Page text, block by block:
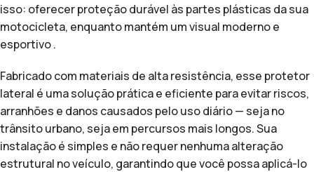
isso: oferecer proteção durável às partes plásticas da sua
motocicleta, enquanto mantém um visual moderno e
esportivo .
Fabricado com materiais de alta resistência, esse protetor
lateral é uma solução prática e eficiente para evitar riscos,
arranhões e danos causados pelo uso diário — seja no
trânsito urbano, seja em percursos mais longos. Sua
instalação é simples e não requer nenhuma alteração
estrutural no veículo, garantindo que você possa aplicá-lo